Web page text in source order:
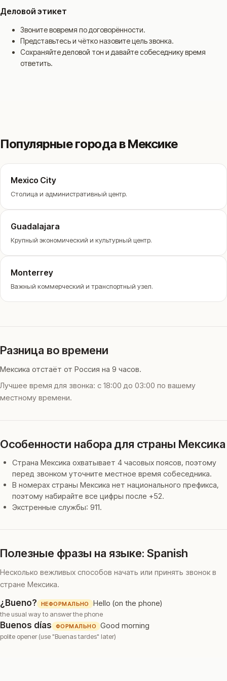
Деловой этикет
Звоните вовремя по договорённости.
Представьтесь и чётко назовите цель звонка.
Сохраняйте деловой тон и давайте собеседнику время
ответить.
Популярные города в Мексике
Mexico City
Столица и административный центр.
Guadalajara
Крупный экономический и культурный центр.
Monterrey
Важный коммерческий и транспортный узел.
Разница во времени
Мексика отстаёт от Россия на 9 часов.
Лучшее время для звонка: с 18:00 до 03:00 по вашему
местному времени.
Особенности набора для страны Мексика
Страна Мексика охватывает 4 часовых поясов, поэтому
перед звонком уточните местное время собеседника.
В номерах страны Мексика нет национального префикса,
поэтому набирайте все цифры после +52.
Экстренные службы: 911.
Полезные фразы на языке: Spanish
Несколько вежливых способов начать или принять звонок в
стране Мексика.
¿Bueno? НЕФОРМАЛЬНО Hello (on the phone)
the usual way to answer the phone
Buenos días ФОРМАЛЬНО Good morning
polite opener (use "Buenas tardes" later)